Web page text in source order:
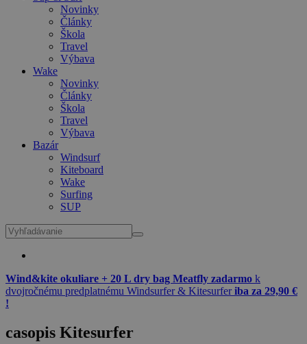
Novinky
Články
Škola
Travel
Výbava
Wake
Novinky
Články
Škola
Travel
Výbava
Bazár
Windsurf
Kiteboard
Wake
Surfing
SUP
Wind&kite okuliare + 20 L dry bag Meatfly zadarmo k
dvojročnému predplatnému Windsurfer & Kitesurferiba za 29,90 €
!
casopis Kitesurfer